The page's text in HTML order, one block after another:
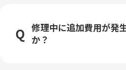
修理中に追加費用が発
か？